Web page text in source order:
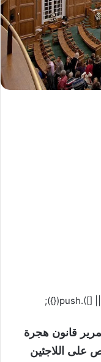
قانون هجرة
على اللاجئين